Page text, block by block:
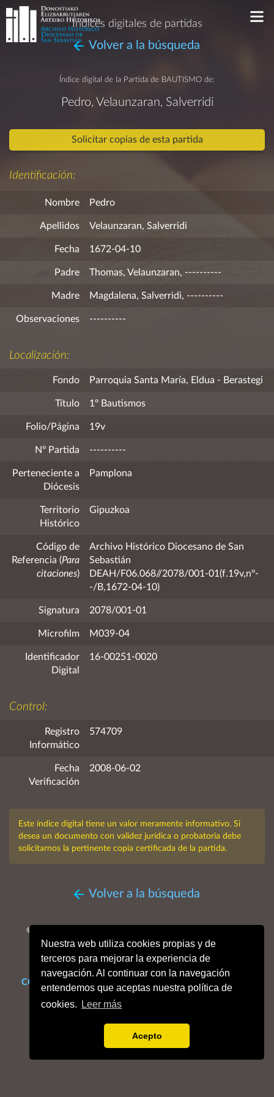
Nuestra web utiliza cookies propias y de
terceros para mejorar la experiencia de
navegación. Al continuar con la navegación
entendemos que aceptas nuestra política de
cookies.
Leer más
Acepto
Índices digitales de partidas
Volver a la búsqueda
Índice digital de la Partida de BAUTISMO de:
Pedro, Velaunzaran, Salverridi
Solicitar copias de esta partida
Identificación:
Nombre Pedro
Apellidos Velaunzaran, Salverridi
Fecha 1672-04-10
Padre Thomas, Velaunzaran, ----------
Madre Magdalena, Salverridi, ----------
Observaciones ----------
Localización:
Fondo Parroquia Santa María, Eldua - Berastegi
Título 1º Bautismos
Folio/Página 19v
Nº Partida ----------
Perteneciente a
Diócesis
Pamplona
Territorio
Histórico
Gipuzkoa
Código de
Referencia (Para
citaciones)
Archivo Histórico Diocesano de San
Sebastián
DEAH/F06.068//2078/001-01(f.19v,nº-
-/B,1672-04-10)
Signatura 2078/001-01
Microfilm M039-04
Identificador
Digital
16-00251-0020
Control:
Registro
Informático
574709
Fecha
Verificación
2008-06-02
Este índice digital tiene un valor meramente informativo. Si
desea un documento con validez jurídica o probatoria debe
solicitarnos la pertinente copia certificada de la partida.
Volver a la búsqueda
© MMXXVI. Obispado de San Sebastián, Archivo Histórico
Diocesano.
Todos los derechos reservados.
CONTACTO Enlaces de interés
Dónde estamos
Aviso legal
Política de cookies